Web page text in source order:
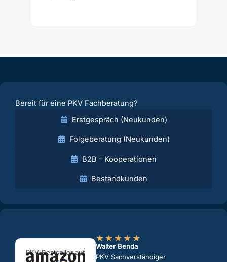
Bereit für eine PKV Fachberatung?
Erstgespräch (Neukunden)
Folgeberatung (Neukunden)
B2B - Kooperationen
Bestandkunden
PKV-Bestseller auf
★★★★★
Walter Benda
PKV Sachverständiger